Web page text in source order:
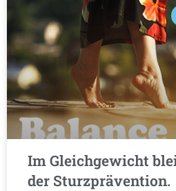
Im Gleichgewicht
der Sturzprävention.